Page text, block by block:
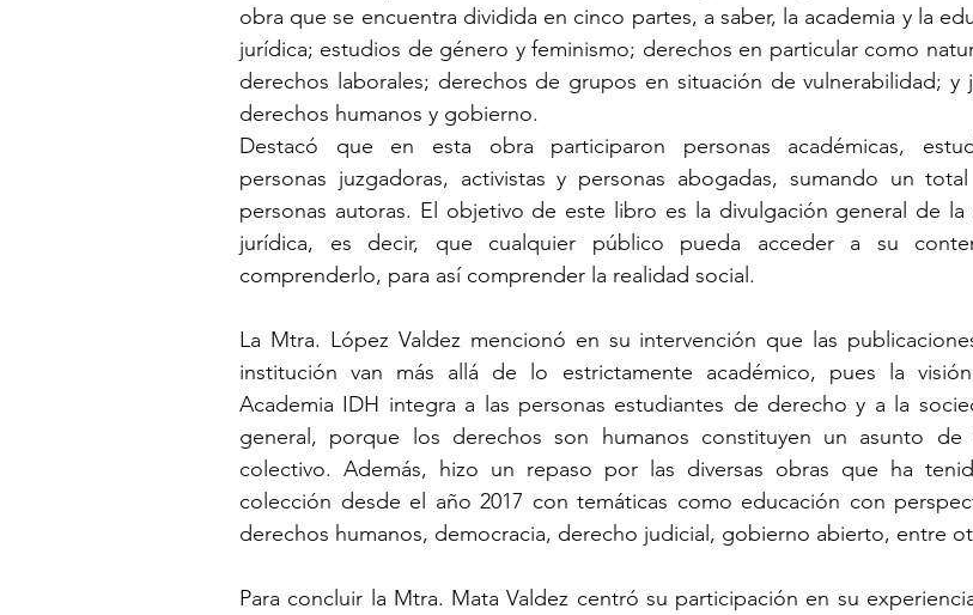
obra que se encuentra dividida en cinco partes, a saber, la academia y la
jurídica; estudios de género y feminismo; derechos en particular como
derechos laborales; derechos de grupos en situación de vulnerabilidad; y
derechos humanos y gobierno.
Destacó que en esta obra participaron personas académicas,
personas juzgadoras, activistas y personas abogadas, sumando un
personas autoras. El objetivo de este libro es la divulgación general de la
jurídica, es decir, que cualquier público pueda acceder a su
comprenderlo, para así comprender la realidad social.
La Mtra. López Valdez mencionó en su intervención que las
institución van más allá de lo estrictamente académico, pues la
Academia IDH integra a las personas estudiantes de derecho y a la
general, porque los derechos son humanos constituyen un asunto de
colectivo. Además, hizo un repaso por las diversas obras que ha
colección desde el año 2017 con temáticas como educación con
derechos humanos, democracia, derecho judicial, gobierno abierto, entre
Para concluir la Mtra. Mata Valdez centró su participación en su